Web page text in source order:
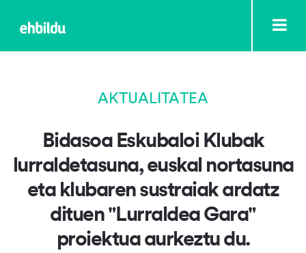
AKTUALITATEA
Bidasoa Eskubaloi Klubak
lurraldetasuna, euskal nortasuna
eta klubaren sustraiak ardatz
dituen "Lurraldea Gara"
proiektua aurkeztu du.